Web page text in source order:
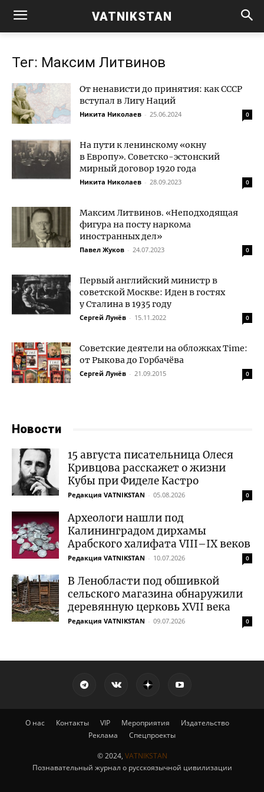
VATNIKSTAN
Тег: Максим Литвинов
От ненависти до принятия: как СССР
вступал в Лигу Наций
Никита Николаев - 25.06.2024 0
На пути к ленинскому «окну
в Европу». Советско-эстонский
мирный договор 1920 года
Никита Николаев - 28.09.2023 0
Максим Литвинов. «Неподходящая
фигура на посту наркома
иностранных дел»
Павел Жуков - 24.07.2023 0
Первый английский министр в
советской Москве: Иден в гостях
у Сталина в 1935 году
Сергей Лунёв - 15.11.2022 0
Советские деятели на обложках Time:
от Рыкова до Горбачёва
Сергей Лунёв - 21.09.2015 0
Новости
15 августа писательница Олеся
Кривцова расскажет о жизни
Кубы при Фиделе Кастро
Редакция VATNIKSTAN - 05.08.2026 0
Археологи нашли под
Калининградом дирхамы
Арабского халифата VIII–IX веков
Редакция VATNIKSTAN - 10.07.2026 0
В Ленобласти под обшивкой
сельского магазина обнаружили
деревянную церковь XVII века
Редакция VATNIKSTAN - 09.07.2026 0
О нас Контакты VIP Мероприятия
Издательство
Реклама
Спецпроекты
© 2024, VATNIKSTAN
Познавательный журнал о русскоязычной цивилизации